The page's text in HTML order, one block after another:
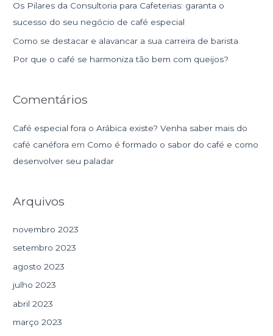
r
p
o
r
Os Pilares da Consultoria para Cafeterias: garanta o
sucesso do seu negócio de café especial
Como se destacar e alavancar a sua carreira de barista
Por que o café se harmoniza tão bem com queijos?
Comentários
Café especial fora o Arábica existe? Venha saber mais do
café canéfora em Como é formado o sabor do café e como
desenvolver seu paladar
Arquivos
novembro 2023
setembro 2023
agosto 2023
julho 2023
abril 2023
março 2023